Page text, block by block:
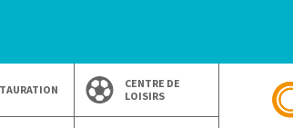
CENTRE DE
LOISIRS